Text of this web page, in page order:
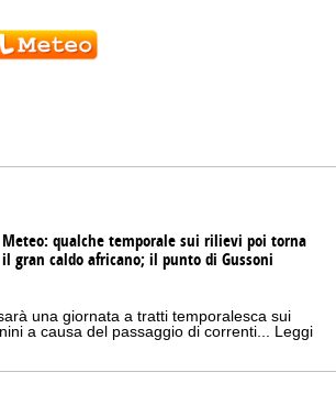
Meteo: qualche temporale sui rilievi poi torna
il gran caldo africano; il punto di Gussoni
una giornata a tratti temporalesca sui
a causa del passaggio di correnti... Leggi